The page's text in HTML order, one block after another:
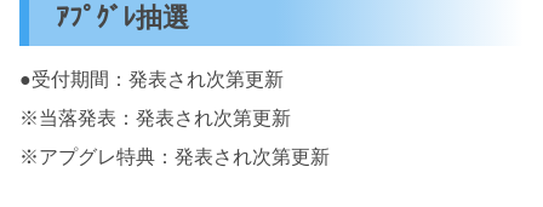
ｱﾌﾟｸﾞﾚ抽選
●受付期間：発表され次第更新
※当落発表：発表され次第更新
※アプグレ特典：発表され次第更新